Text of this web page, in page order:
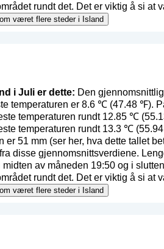
rundt det. Det er viktig å si
været flere steder i Island
i Juli er dette: Den
temperaturen er 8.6 ℃ (47.48 ℉).
temperaturen rundt 12.85 ℃
temperaturen rundt 13.3 ℃
er 51 mm (ser her, hva dette tallet
disse gjennomsnittsverdiene.
midten av måneden 19:50 og i
rundt det. Det er viktig å si
været flere steder i Island